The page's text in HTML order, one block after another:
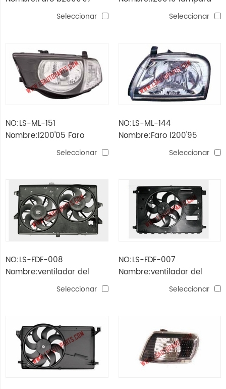
Seleccionar Seleccionar
NO:LS-ML-151
Nombre:l200'05 Faro
Seleccionar
NO:LS-ML-144
Nombre:Faro l200'95
Seleccionar
NO:LS-FDF-008
Nombre:ventilador del
radiador mondeo (2.5)
Seleccionar
NO:LS-FDF-007
Nombre:ventilador del
radiador mondeoSeleccionar